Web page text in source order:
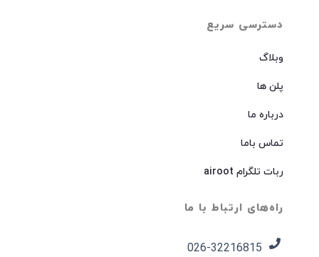
دسترسی سریع
وبلاگ
پلن ها
درباره ما
تماس باما
ربات تلگرام airoot
راه‌های ارتباط با ما
026-32216815​